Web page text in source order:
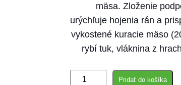
mäsa. Zloženie
urýchľuje hojenia rán a
vykostené kuracie mäso
rybí tuk, vláknina z
Pridať do košíka